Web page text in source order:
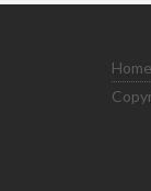
Home